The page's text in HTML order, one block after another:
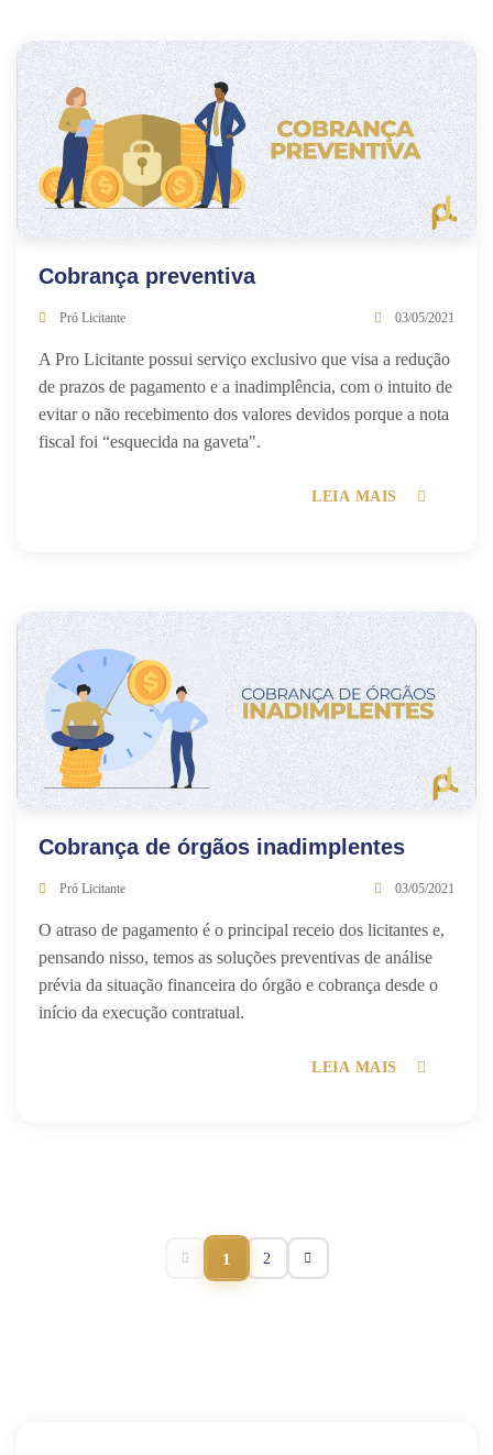
Cobrança preventiva
Pró Licitante 03/05/2021
A Pro Licitante possui serviço exclusivo que visa a redução
de prazos de pagamento e a inadimplência, com o intuito de
evitar o não recebimento dos valores devidos porque a nota
fiscal foi “esquecida na gaveta".
LEIA MAIS
Cobrança de órgãos inadimplentes
Pró Licitante 03/05/2021
O atraso de pagamento é o principal receio dos licitantes e,
pensando nisso, temos as soluções preventivas de análise
prévia da situação financeira do órgão e cobrança desde o
início da execução contratual.
LEIA MAIS
1 2